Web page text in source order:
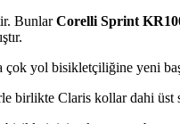
BunlarCorelli Sprint
yol bisikletçiliğine yeni
birlikte Claris kollar dahi üst